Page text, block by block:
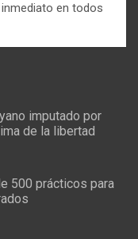
en todos
imputado por
de la libertad
500 prácticos para